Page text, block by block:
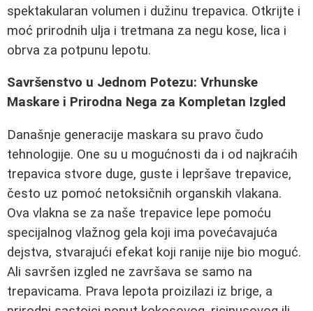
spektakularan volumen i dužinu trepavica. Otkrijte i
moć prirodnih ulja i tretmana za negu kose, lica i
obrva za potpunu lepotu.
Savršenstvo u Jednom Potezu: Vrhunske
Maskare i Prirodna Nega za Kompletan Izgled
Današnje generacije maskara su pravo čudo
tehnologije. One su u mogućnosti da i od najkraćih
trepavica stvore duge, guste i lepršave trepavice,
često uz pomoć netoksičnih organskih vlakana.
Ova vlakna se za naše trepavice lepe pomoću
specijalnog vlažnog gela koji ima povećavajuća
dejstva, stvarajući efekat koji ranije nije bio moguć.
Ali savršen izgled ne završava se samo na
trepavicama. Prava lepota proizilazi iz brige, a